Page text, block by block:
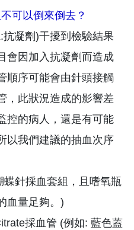
可以倒來倒去？
凝劑)干擾到檢驗結果
會因加入抗凝劑而造成
順序可能會由針頭接觸
，此狀況造成的影響差
控的病人，還是有可能
以我們建議的抽血次序
針採血套組，且嗜氧瓶
血量足夠。)
採血管 (例如: 藍色蓋